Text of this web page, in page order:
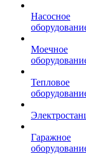
Насосное
Моечное
Тепловое
Гаражное